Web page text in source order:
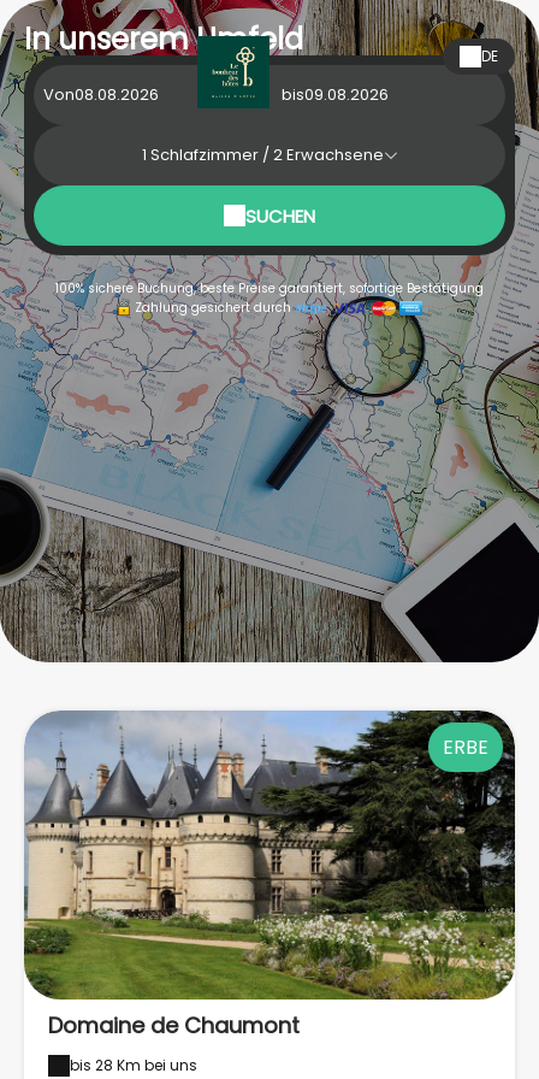
DE
In unserem Umfeld
Von bis
1 Schlafzimmer /2Erwachsene
SUCHEN
100% sichere Buchung, beste Preise garantiert, sofortige Bestätigung
Zahlung gesichert durch
ERBE
Domaine de Chaumont
bis 28 Km bei uns